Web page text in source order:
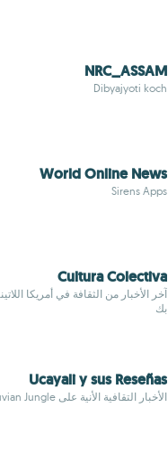
NRC_ASSAM
Dibyajyoti koch
World Online News
Sirens Apps
Cultura Colectiva
آخر الأخبار من الثقافة في أمريكا
بك
Ucayali y sus Reseñas
الأخبار التقافية الأنية على Peruvian Jungle